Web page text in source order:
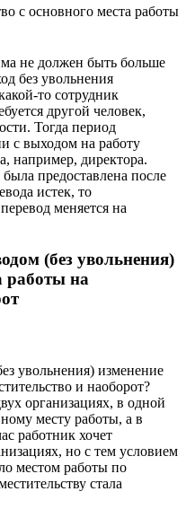
с основного места работы
не должен быть больше
без увольнения
то сотрудник
другой человек,
Тогда период
с выходом на работу
например, директора.
предоставлена после
истек, то
меняется на
(без увольнения)
работы на
увольнения) изменение
и наоборот?
организациях, в одной
месту работы, а в
работник хочет
но с тем условием
местом работы по
стала